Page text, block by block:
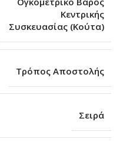
Κεντρικής
Συσκευασίας (Κούτα)
Τρόπος Αποστολής
Σειρά